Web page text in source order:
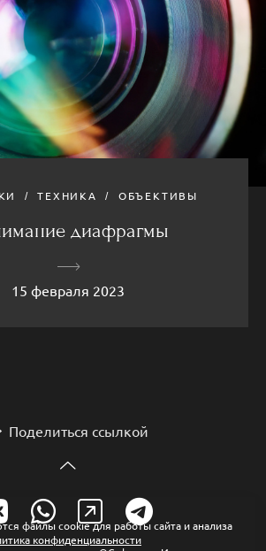
ТЕХНИКА ОБЪЕКТИВЫ
диафрагмы
15 февраля 2023
Поделиться ссылкой
файлы cookie для работы сайта и анализа
конфиденциальности